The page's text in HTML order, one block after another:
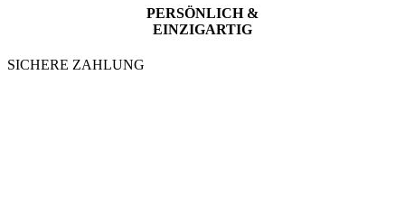
PERSÖNLICH &
EINZIGARTIG
SICHERE ZAHLUNG